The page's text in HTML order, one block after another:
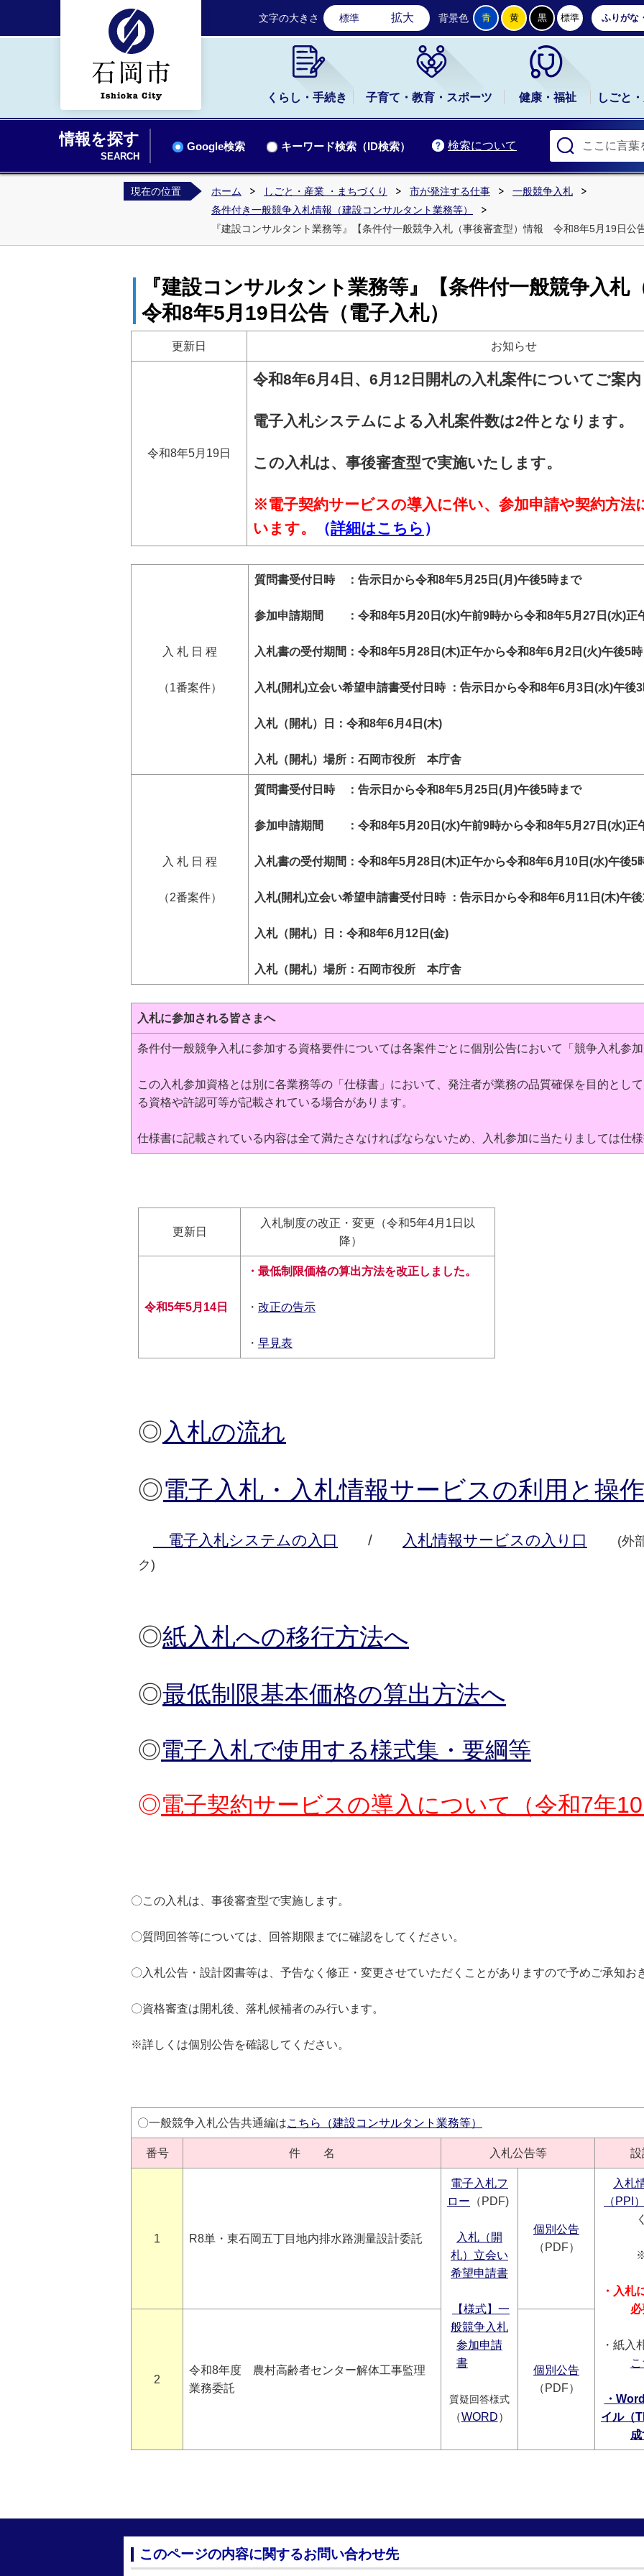
石岡市公式ホームページ
文字の大きさ 標準 拡大 背景色 青 黄 黒 標準 ふりがな
くらし・手続き 子育て・教育・スポーツ 健康・福祉 しごと
情報を探す
SEARCH
検索について
Google検索 キーワード検索（ID検索）
現在の位置 ホーム しごと・産業 ・まちづくり 市が発注する仕事
一般競争入札
条件付き一般競争入札情報（建設コンサルタント業務等）
『建設コンサルタント業務等』【条件付一般競争入札（事後審査型）情報 令和8年5月19日公
『建設コンサルタント業務等』【条件付一般競争入
令和8年5月19日公告（電子入札）
更新日 お知らせ
令和8年5月19日
令和8年6 月4日、6月12日 開札の入札案件についてご案内
電子入札システムによる入札案件数は2件となります。
この入札は、事後審査型で実施いたします。
※電子契約サービスの導入に伴い、参加申請や契約方法
います。
（詳細はこちら ）
入 札 日 程
（1番案件）
質問書受付日時 ：告示日から令和8年5月25日(月)午後5時まで
参加申請期間 ：令和8年5月20日(水)午前9時から令和8年5月27 日(水)正
入札書の受付期間：令和8年5月28日(木)正午から令和8年6月2日(火)午後5
入札(開札)立会い希望申請書受付日時 ：告示日から令和8年6月3日(水)午後
入札（開札）日：令和8年6月4日(木)
入札（開札）場所：石岡市役所 本庁舎
入 札 日 程
（2番案件）
質問書受付日時 ：告示日から令和8年5月25日(月)午後5時まで
参加申請期間 ：令和8年5月20日(水)午前9時から令和8年5月27 日(水)正
入札書の受付期間：令和8年5月28日(木)正午から令和8年6月10日(水)午後5
入札(開札)立会い希望申請書受付日時 ：告示日から令和8年6月11日(木)午
入札（開札）日：令和8年6月12日(金)
入札（開札）場所：石岡市役所 本庁舎
入札に参加される皆さまへ
条件付一般競争入札に参加する資格要件については各案件ごとに個別公告において「競争入札参
この入札参加資格とは別に各業務等の「仕様書」において、発注者が業務の品質確保を目的とし
る資格や許認可等が記載されている場合があります。
仕様書に記載されている内容は全て満たさなければならないため、入札参加に当たりましては仕
更新日
入札制度の改正・変更（令和5年4月1日以
降）
令和5年5月14日
・最低制限価格の算出方法を改正しました。
・ 改正の告示
・ 早見表
◎入札の流れ
◎電子入札・入札情報サービスの利用と操
電子入札システムの入口 / 入札情報サービスの入り口
(外
ク)
◎紙入札への移行方法へ
◎最低制限基本価格の算出方法へ
◎電子入札で使用する様式集・要綱等
◎電子契約サービスの導入について（令和7年10
〇この入札は、事後審査型で実施します。
〇質問回答等については、回答期限までに確認をしてください。
〇入札公告・設計図書等は、予告なく修正・変更させていただくことがありますので予めご承知お
〇資格審査は開札後、落札候補者のみ行います。
※詳しくは個別公告を確認してください。
〇一般競争入札公告共通編はこちら（建設コンサルタント業務等）
番号 件 名 入札公告等 設
1 R8単・東石岡五丁目地内排水路測量設計委託
電子入札フ
ロー （PDF)
入札（開
札）立会い
希望申請書
【様式】一
般競争入札
参加申請
書
質疑回答様式
（WORD）
個別公告
（PDF）
入札
（PPI）
・ 入札
・紙入
・
イル（
2
令和8年度 農村高齢者センター解体工事監理
業務委託
個別公告
（PDF）
このページの内容に関するお問い合わせ先